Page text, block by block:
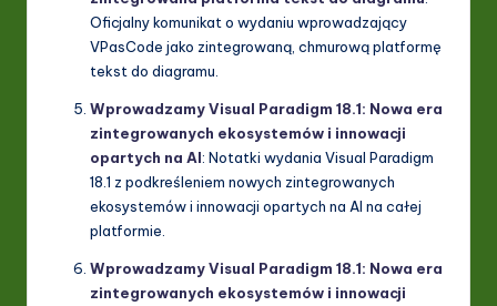
Oficjalny komunikat o wydaniu wprowadzający
VPasCode jako zintegrowaną, chmurową platformę
tekst do diagramu.
Wprowadzamy Visual Paradigm 18.1: Nowa era
zintegrowanych ekosystemów i innowacji
opartych na AI: Notatki wydania Visual Paradigm
18.1 z podkreśleniem nowych zintegrowanych
ekosystemów i innowacji opartych na AI na całej
platformie.
Wprowadzamy Visual Paradigm 18.1: Nowa era
zintegrowanych ekosystemów i innowacji